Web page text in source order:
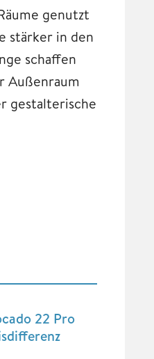
genutzt
stärker in den
schaffen
Außenraum
gestalterische
22 Pro